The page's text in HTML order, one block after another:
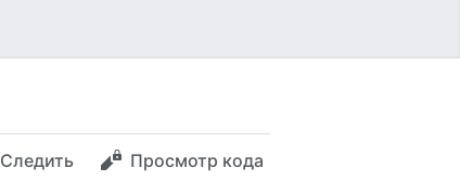
Следить Просмотр кода